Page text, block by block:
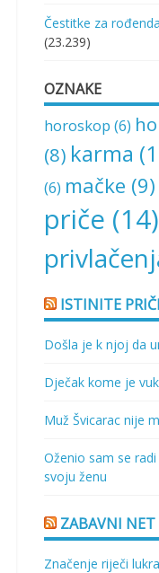
Čestitke za
(23.239)
OZNAKE
horoskop (6)
(8) karma
(6) mačke (9)
priče (14)
ISTINITE
Došla je k njoj da
Dječak kome je
Muž Švicarac nije
Oženio sam se
svoju ženu
ZABAVNI NET
Značenje riječi